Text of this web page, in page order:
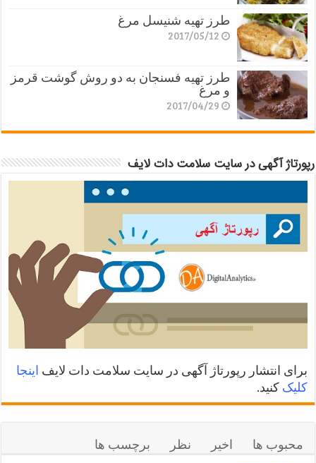
طرز تهیه شنیسل مرغ
2017/05/12
طرز تهیه فسنجان به دو روش گوشت قرمز
و مرغ
2017/04/29
رپورتاژ آگهی در سایت سلامت دات لایف
برای انتشار رپورتاژ آگهی در سایت سلامت دات لایف اینجا
کلیک کنید.
محبوب ها اخیر نظر
برچسب ها